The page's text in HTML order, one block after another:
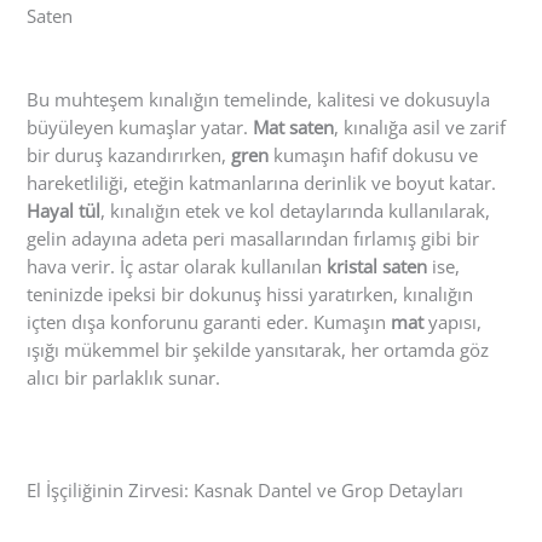
Saten
Bu muhteşem kınalığın temelinde, kalitesi ve dokusuyla
büyüleyen kumaşlar yatar. Mat saten, kınalığa asil ve zarif
bir duruş kazandırırken, gren kumaşın hafif dokusu ve
hareketliliği, eteğin katmanlarına derinlik ve boyut katar.
Hayal tül, kınalığın etek ve kol detaylarında kullanılarak,
gelin adayına adeta peri masallarından fırlamış gibi bir
hava verir. İç astar olarak kullanılan kristal saten ise,
teninizde ipeksi bir dokunuş hissi yaratırken, kınalığın
içten dışa konforunu garanti eder. Kumaşın matyapısı,
ışığı mükemmel bir şekilde yansıtarak, her ortamda göz
alıcı bir parlaklık sunar.
El İşçiliğinin Zirvesi: Kasnak Dantel ve Grop Detayları